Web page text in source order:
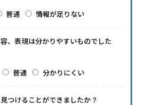
普通 情報が足りない
、表現は分かりやすいものでした
普通 分かりにくい
つけることができましたか？